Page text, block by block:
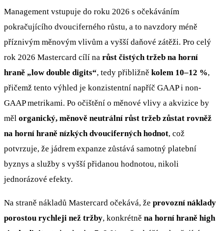
Management vstupuje do roku 2026 s očekáváním
pokračujícího dvouciferného růstu, a to navzdory méně
příznivým měnovým vlivům a vyšší daňové zátěži. Pro celý
rok 2026 Mastercard cílí na růst čistých tržeb na horní
hraně „low double digits“, tedy přibližně kolem 10–12 %,
přičemž tento výhled je konzistentní napříč GAAP i non-
GAAP metrikami. Po očištění o měnové vlivy a akvizice by
měl organický, měnově neutrální růst tržeb zůstat rovněž
na horní hraně nízkých dvouciferných hodnot, což
potvrzuje, že jádrem expanze zůstává samotný platební
byznys a služby s vyšší přidanou hodnotou, nikoli
jednorázové efekty.
Na straně nákladů Mastercard očekává, že provozní náklady
porostou rychleji než tržby, konkrétně na horní hraně high